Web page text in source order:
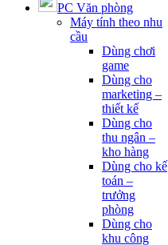
PC Văn phòng
Máy tính theo nhu
cầu
Dùng chơi
game
Dùng cho
marketing –
thiết kế
Dùng cho
thu ngân –
kho hàng
Dùng cho kế
toán –
trưởng
phòng
Dùng cho
khu công